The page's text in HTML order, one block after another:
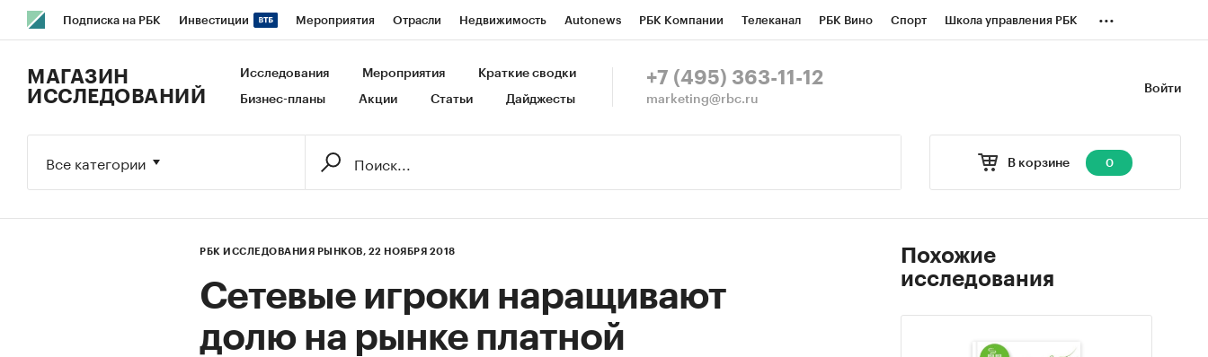
Подписка на РБК Инвестиции Мероприятия Отрасли Недвижимость Autonews РБК Компании Телеканал РБК Вино Спорт Школа управления РБК
Исследования Кредитные рейтинги Франшизы Газета Спецпроекты СПб Конференции СПб Спецпроекты
...
Войти
МАГАЗИН
ИССЛЕДОВАНИЙ
Исследования Мероприятия Краткие сводки
Бизнес-планы Акции Статьи Дайджесты
+7 (495) 363-11-12
marketing@rbc.ru
В корзине 0
Все категории
РБК ИССЛЕДОВАНИЯ РЫНКОВ, 22 НОЯБРЯ 2018
Сетевые игроки наращивают
долю на рынке платной
Похожие
исследования